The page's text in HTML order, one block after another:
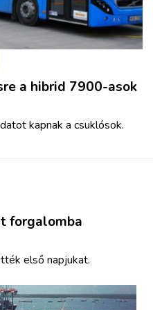
a hibrid 7900-asok
kapnak a csuklósok.
forgalomba
első napjukat.